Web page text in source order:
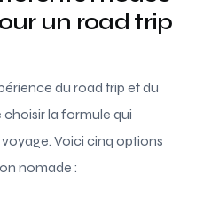
un road trip
du road trip et du
choisir la formule qui
Voici cinq options
nomade :